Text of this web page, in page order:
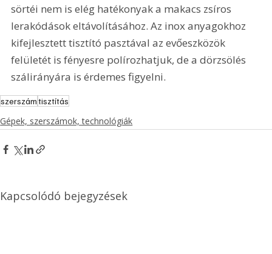
sörtéi nem is elég hatékonyak a makacs zsíros
lerakódások eltávolításához. Az inox anyagokhoz
kifejlesztett tisztító pasztával az evőeszközök
felületét is fényesre polírozhatjuk, de a dörzsölés
szálirányára is érdemes figyelni.
szerszámtisztítás
Gépek, szerszámok, technológiák
Kapcsolódó bejegyzések